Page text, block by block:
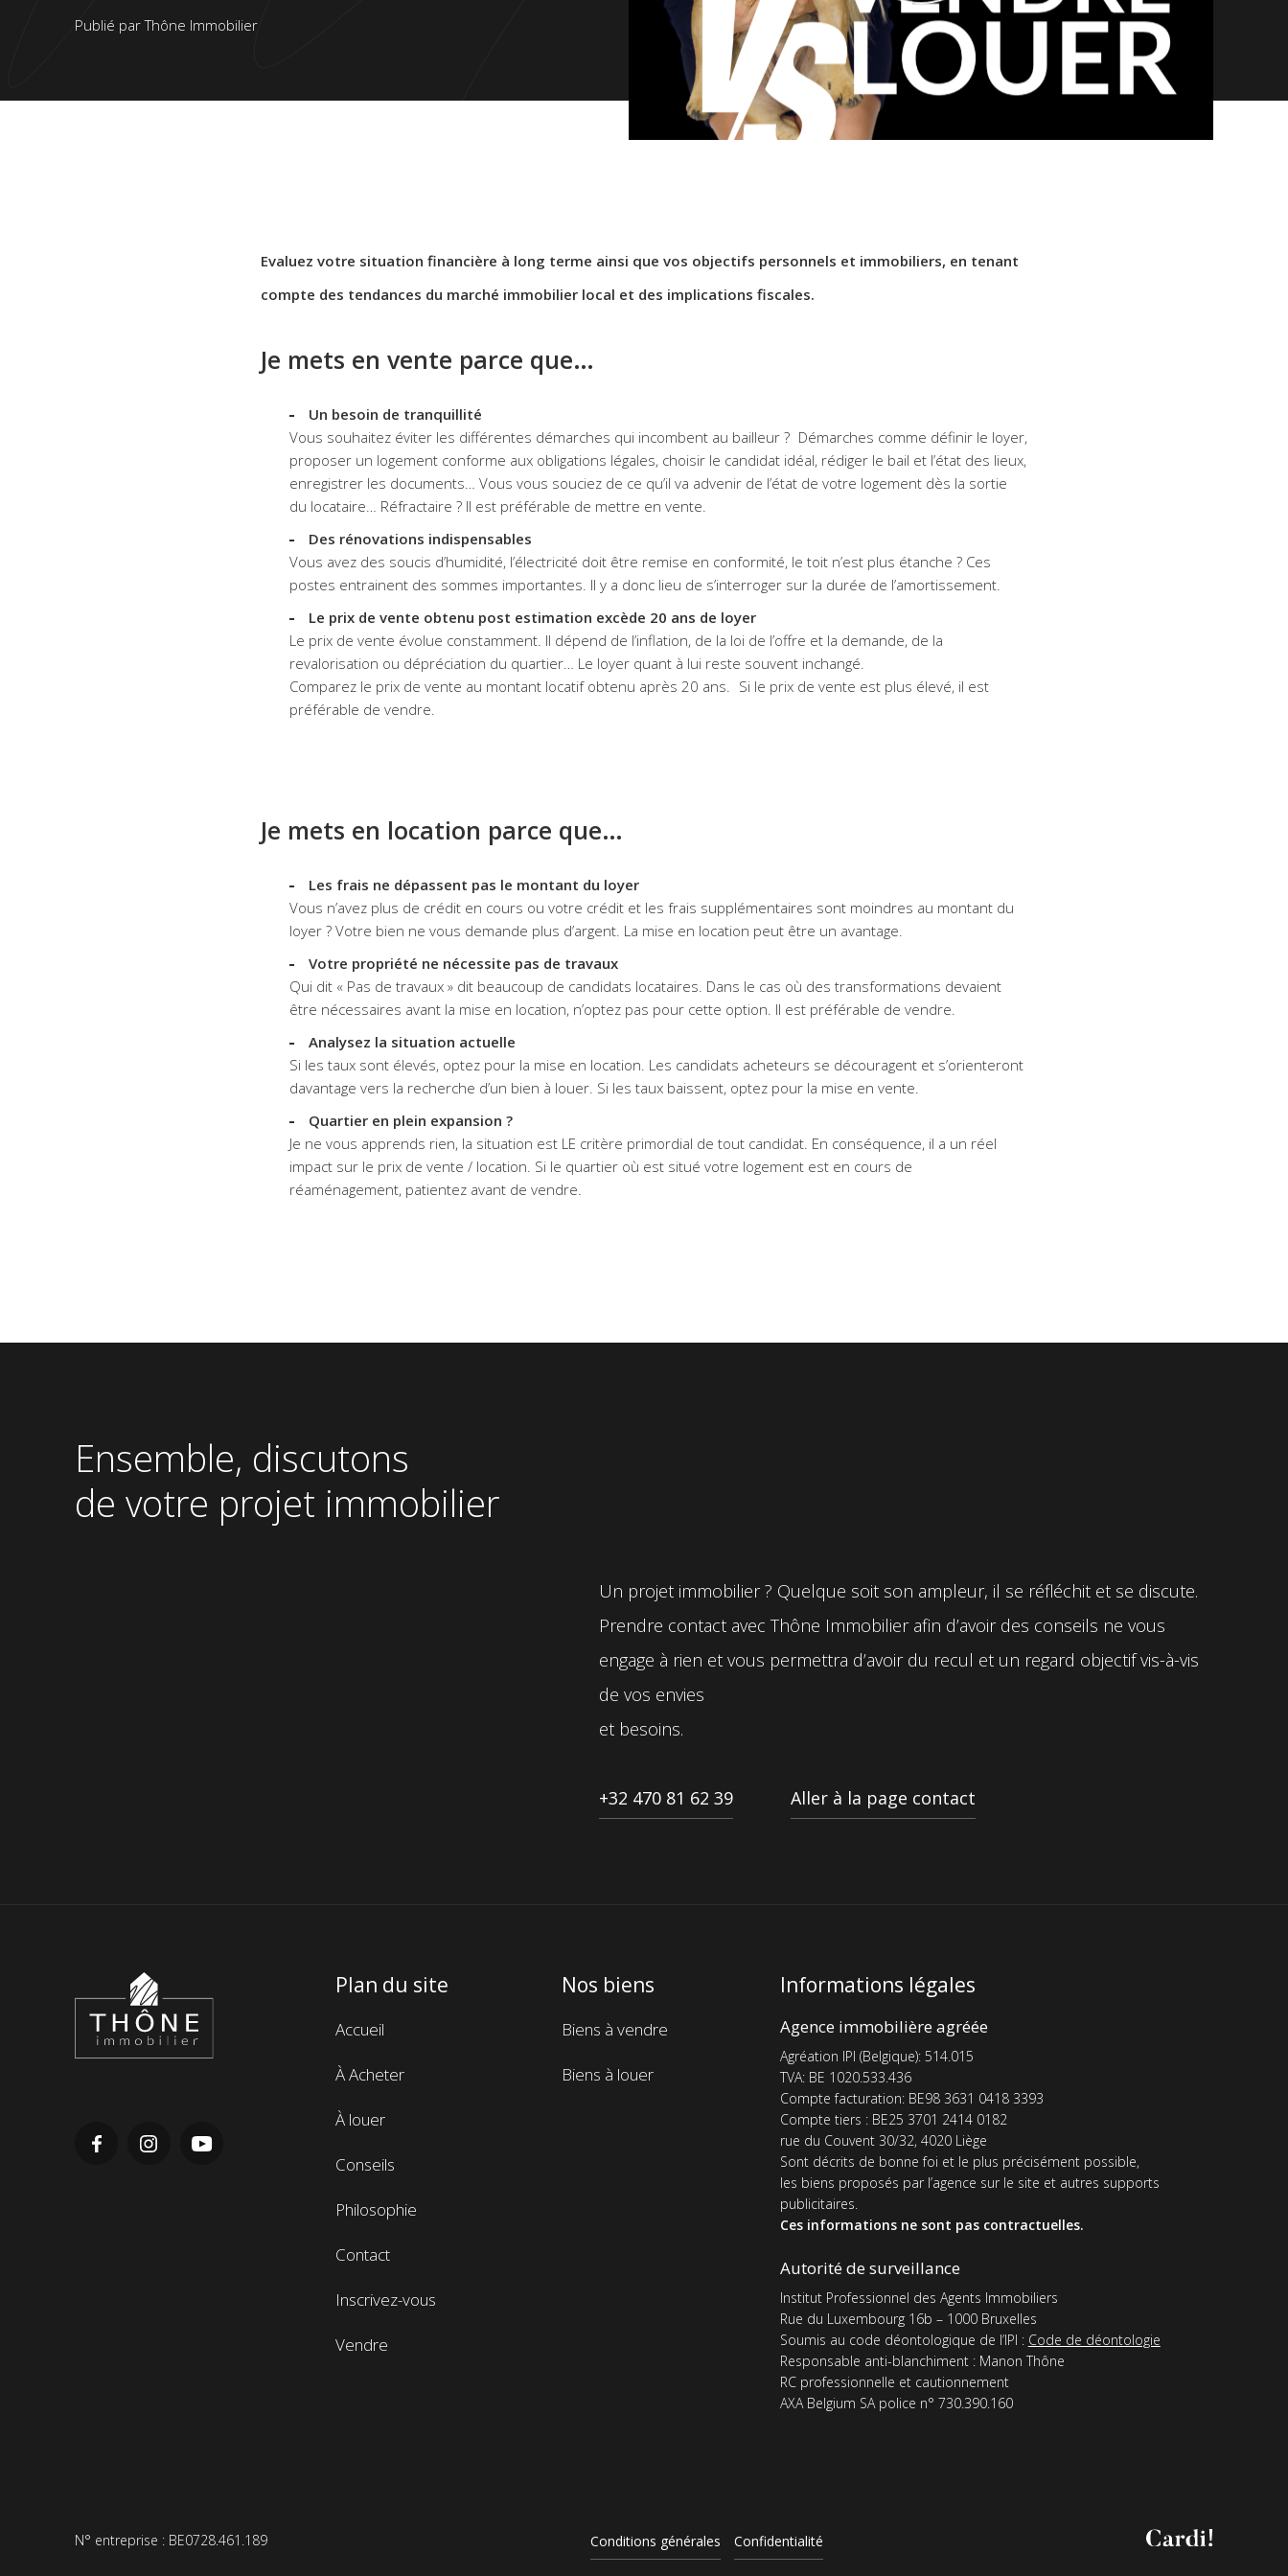
Publié par Thône Immobilier
Evaluez votre situation financière à long terme ainsi que vos objectifs personnels et immobiliers, en tenant
compte des tendances du marché immobilier local et des implications fiscales.
Je mets en vente parce que…
Un besoin de tranquillité
Vous souhaitez éviter les différentes démarches qui incombent au bailleur ? Démarches comme définir le loyer,
proposer un logement conforme aux obligations légales, choisir le candidat idéal, rédiger le bail et l’état des lieux,
enregistrer les documents… Vous vous souciez de ce qu’il va advenir de l’état de votre logement dès la sortie
du locataire… Réfractaire ? Il est préférable de mettre en vente.
Des rénovations indispensables
Vous avez des soucis d’humidité, l’électricité doit être remise en conformité, le toit n’est plus étanche ? Ces
postes entrainent des sommes importantes. Il y a donc lieu de s’interroger sur la durée de l’amortissement.
Le prix de vente obtenu post estimation excède 20 ans de loyer
Le prix de vente évolue constamment. Il dépend de l’inflation, de la loi de l’offre et la demande, de la
revalorisation ou dépréciation du quartier… Le loyer quant à lui reste souvent inchangé.
Comparez le prix de vente au montant locatif obtenu après 20 ans. Si le prix de vente est plus élevé, il est
préférable de vendre.
Je mets en location parce que…
Les frais ne dépassent pas le montant du loyer
Vous n’avez plus de crédit en cours ou votre crédit et les frais supplémentaires sont moindres au montant du
loyer ? Votre bien ne vous demande plus d’argent. La mise en location peut être un avantage.
Votre propriété ne nécessite pas de travaux
Qui dit « Pas de travaux » dit beaucoup de candidats locataires. Dans le cas où des transformations devaient
être nécessaires avant la mise en location, n’optez pas pour cette option. Il est préférable de vendre.
Analysez la situation actuelle
Si les taux sont élevés, optez pour la mise en location. Les candidats acheteurs se découragent et s’orienteront
davantage vers la recherche d’un bien à louer. Si les taux baissent, optez pour la mise en vente.
Quartier en plein expansion ?
Je ne vous apprends rien, la situation est LE critère primordial de tout candidat. En conséquence, il a un réel
impact sur le prix de vente / location. Si le quartier où est situé votre logement est en cours de
réaménagement, patientez avant de vendre.
Ensemble, discutons
de votre projet immobilier
Un projet immobilier ? Quelque soit son ampleur, il se réfléchit et se discute.
Prendre contact avec Thône Immobilier afin d’avoir des conseils ne vous
engage à rien et vous permettra d’avoir du recul et un regard objectif vis-à-vis
de vos envies
et besoins.
+32 470 81 62 39 Aller à la page contact
Immobilier
Plan du site
Menu
navigation
de
de
Accueil
À Acheter
À louer
Conseils
Philosophie
Contact
Inscrivez-vous
Vendre
Nos biens
Menu
navigation
Biens à vendre
Biens à louer
Informations légales
Agence immobilière agréée
Agréation IPI (Belgique): 514.015
TVA: BE 1020.533.436
Compte facturation: BE98 3631 0418 3393
Compte tiers : BE25 3701 2414 0182
rue du Couvent 30/32, 4020 Liège
Sont décrits de bonne foi et le plus précisément possible,
les biens proposés par l’agence sur le site et autres supports
publicitaires.
Ces informations ne sont pas contractuelles.
Autorité de surveillance
Institut Professionnel des Agents Immobiliers
Rue du Luxembourg 16b – 1000 Bruxelles
Soumis au code déontologique de l’IPI : Code de déontologie
Responsable anti-blanchiment : Manon Thône
RC professionnelle et cautionnement
AXA Belgium SA police n° 730.390.160
N° entreprise : BE0728.461.189 Conditions générales Confidentialité